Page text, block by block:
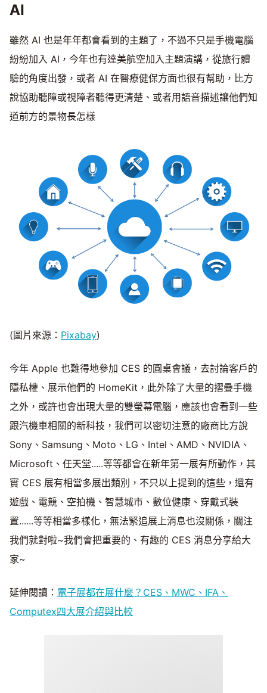
AI
雖然 AI 也是年年都會看到的主題了，不過不只是手機電腦
紛紛加入 AI，今年也有達美航空加入主題演講，從旅行體
驗的角度出發，或者 AI 在醫療健保方面也很有幫助，比方
說協助聽障或視障者聽得更清楚、或者用語音描述讓他們知
道前方的景物長怎樣
(圖片來源： Pixabay)
今年 Apple 也難得地參加 CES 的圓桌會議，去討論客戶的
隱私權、展示他們的 HomeKit，此外除了大量的摺疊手機
之外，或許也會出現大量的雙螢幕電腦，應該也會看到一些
跟汽機車相關的新科技，我們可以密切注意的廠商比方說
Sony、Samsung、Moto、LG、Intel、AMD、NVIDIA、
Microsoft、任天堂.....等等都會在新年第一展有所動作，其
實 CES 展有相當多展出類別，不只以上提到的這些，還有
遊戲、電競、空拍機、智慧城市、數位健康、穿戴式裝
置......等等相當多樣化，無法緊追展上消息也沒關係，關注
我們就對啦~我們會把重要的、有趣的 CES 消息分享給大
家~
延伸閱讀： 電子展都在展什麼？CES、MWC、IFA、
Computex四大展介紹與比較